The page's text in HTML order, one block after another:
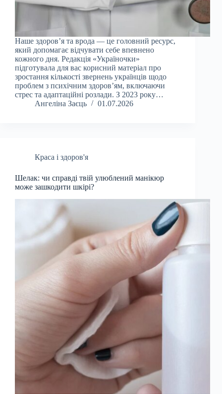
Наше здоров’я та врода — це головний ресурс,
який допомагає відчувати себе впевнено
кожного дня. Редакція «Україночки»
підготувала для вас корисний матеріал про
зростання кількості звернень українців щодо
проблем з психічним здоров’ям, включаючи
стрес та адаптаційні розлади. З 2023 року…
Ангеліна Заєць
01.07.2026
Краса і здоров'я
Шелак: чи справді твій улюблений манікюр
може зашкодити шкірі?